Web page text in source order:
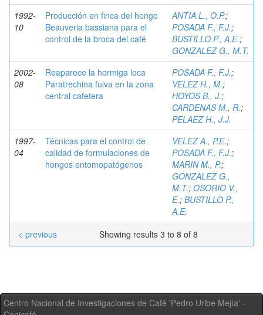
1992-
10
Producción en finca del hongo
Beauveria bassiana para el
control de la broca del café
ANTIA L., O.P.;
POSADA F., F.J.;
BUSTILLO P., A.E.;
GONZALEZ G., M.T.
2002-
08
Reaparece la hormiga loca
Paratrechina fulva en la zona
central cafetera
POSADA F., F.J.;
VELEZ H., M.;
HOYOS B., J.;
CARDENAS M., R.;
PELAEZ H., J.J.
1997-
04
Técnicas para el control de
calidad de formulaciones de
hongos entomopatógenos
VELEZ A., P.E.;
POSADA F., F.J.;
MARIN M., P.;
GONZALEZ G.,
M.T.; OSORIO V.,
E.; BUSTILLO P.,
A.E.
Showing results 3 to 8 of 8
< previous
Centro Nacional de Investigaciones de Café 'Pedro Uribe Mejía' -